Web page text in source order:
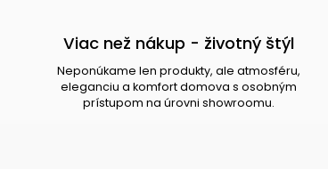
Viac než nákup - životný štýl
Neponúkame len produkty, ale atmosféru,
eleganciu a komfort domova s osobným
prístupom na úrovni showroomu.